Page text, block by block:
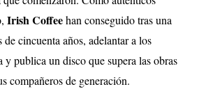
Irish Coffeehan conseguido tras una
de cincuenta años, adelantar a los
y publica un disco que supera las obras
compañeros de generación.